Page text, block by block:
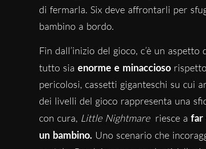
di fermarla. Six deve affrontarli per
bambino a bordo.
Fin dall’inizio del gioco, c’è un aspetto
tutto sia enorme e minaccioso
pericolosi, cassetti giganteschi su cui
dei livelli del gioco rappresenta una
con cura, Little Nightmare riesce a far
un bambino. Uno scenario che